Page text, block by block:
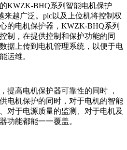
KWZK-BHQ系列 智能电机保护
来越广泛。plc以及上位机将控制权
的电机保护器， KWZK-BHQ系列
制，在提供控制和保护功能的同
据上传到电机管理系统，以便于电
运维。
提高电机保护器可靠性的同时 ，
电机保护的同时，对于电机的智能
对于电源质量的监测、对于电机及
功能都能一一覆盖。